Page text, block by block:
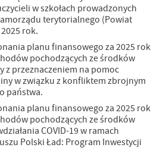
w szkołach prowadzonych
terytorialnego (Powiat
rok.
planu finansowego za 2025 rok
pochodzących ze środków
z przeznaczeniem na pomoc
w związku z konfliktem zbrojnym
państwa.
planu finansowego za 2025 rok
pochodzących ze środków
COVID-19 w ramach
Polski Ład: Program Inwestycji
serwisy www. Dane pozwalają nam na
pod względem ich
Zgromadzone informacje są
Wyrażenie zgody na
dostępność wszystkich
stronach naszych partnerów.
do prezentowania Ci naszych
analizy Twoich upodobań oraz Twoich
witryny internetowej. Treści
się na stronach podmiotów trzecich lub
oraz innych dostawców usług.
pośredników prezentujących nasze
ofert, komunikatów mediów